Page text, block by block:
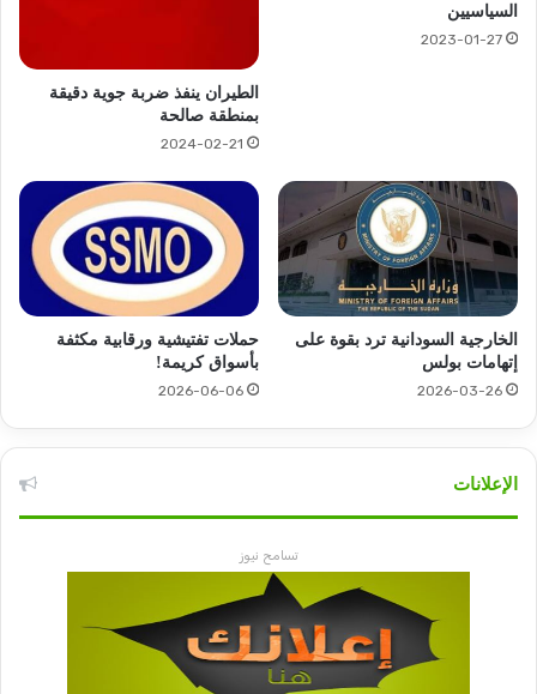
السياسيين
2023-01-27
الطيران ينفذ ضربة جوية دقيقة
بمنطقة صالحة
2024-02-21
الخارجية السودانية ترد بقوة على
إتهامات بولس
2026-03-26
حملات تفتيشية ورقابية مكثفة
بأسواق كريمة!
2026-06-06
الإعلانات
تسامح نيوز